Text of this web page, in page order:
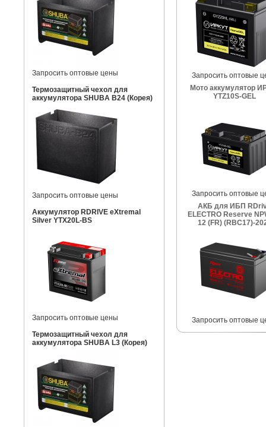
Запросить оптовые цены
Термозащитный чехол для
аккумулятора SHUBA B24 (Корея)
Запросить оптовые цены
Аккумулятор RDRIVE eXtremal
Silver YTX20L-BS
Запросить оптовые цены
Термозащитный чехол для
аккумулятора SHUBA L3 (Корея)
Запросить оптовые
Мото аккумулятор
YTZ10S-GEL
Запросить оптовые
АКБ для ИБП
ELECTRO Reserve
12 (FR) (RBC17)-
Запросить оптовые